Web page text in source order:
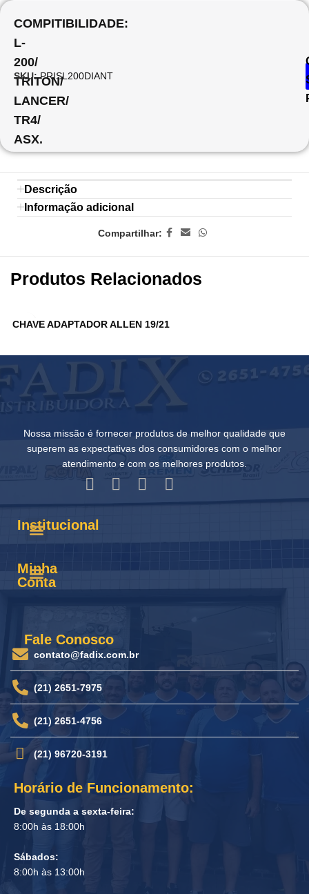
COMPITIBILIDADE:
L-
200/
TRITON/
LANCER/
TR4/
ASX.
SKU:PRISL200DIANT
Descrição
Informação adicional
Compartilhar:
Produtos Relacionados
CHAVE ADAPTADOR ALLEN 19/21
Nossa missão é fornecer produtos de melhor qualidade que
superem as expectativas dos consumidores com o melhor
atendimento e com os melhores produtos.
Institucional
Minha
Conta
Fale Conosco
contato@fadix.com.br
(21) 2651-7975
(21) 2651-4756
(21) 96720-3191
Horário de Funcionamento:
De segunda a sexta-feira:
8:00h às 18:00h
Sábados:
8:00h às 13:00h